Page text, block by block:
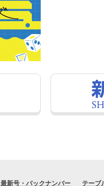
最新号・バックナンバー テーブ